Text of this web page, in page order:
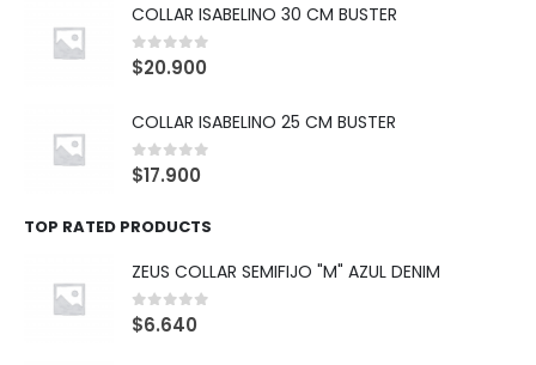
COLLAR ISABELINO 30 CM BUSTER
0out of 5
$20.900
COLLAR ISABELINO 25 CM BUSTER
0out of 5
$17.900
TOP RATED PRODUCTS
ZEUS COLLAR SEMIFIJO "M" AZUL DENIM
0out of 5
$6.640